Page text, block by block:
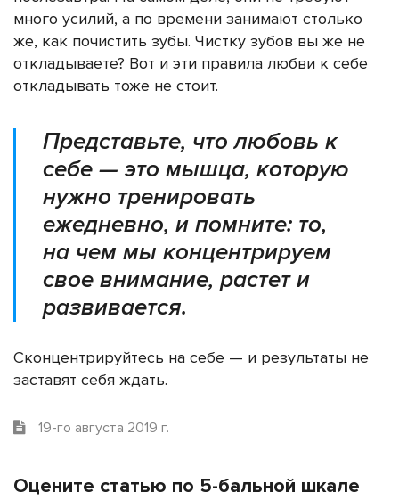
много усилий, а по времени занимают столько
же, как почистить зубы. Чистку зубов вы же не
откладываете? Вот и эти правила любви к себе
откладывать тоже не стоит.
Представьте, что любовь к
себе — это мышца, которую
нужно тренировать
ежедневно, и помните: то,
на чем мы концентрируем
свое внимание, растет и
развивается.
Сконцентрируйтесь на себе — и результаты не
заставят себя ждать.
19-го августа 2019 г.
Оцените статью по 5-бальной шкале